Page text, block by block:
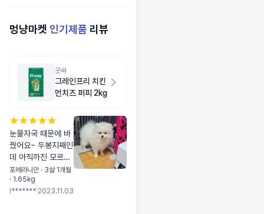
멍냥마켓 인기제품 리뷰
굿씨
그레인프리 치킨
먼치즈 퍼피 2kg
눈물자국 때문에 바
꿨어요~ 두봉지째인
데 아직까진 모르겠
어요~ 알이 좀 굵은
데 잘 먹고 안씹어서
먹으니 걱정되네요~
포메라니안 · 3살 1개월
· 1.65kg
I******* 2023.11.03